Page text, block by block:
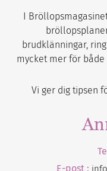
I
brudklänningar,
mycket mer för
Vi ger dig tipsen
E-post :